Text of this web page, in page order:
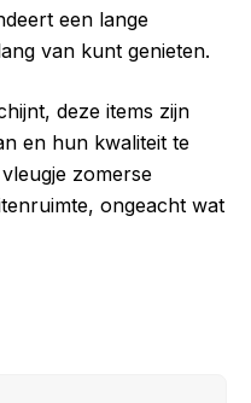
een lange
van kunt genieten.
deze items zijn
en hun kwaliteit te
zomerse
ongeacht wat